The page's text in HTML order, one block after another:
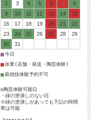
2
3 4 5 6 7
8
9
10 11 12 13 14
15
16
17 18 19 20 21
22
23
24 25 26 27 28
29
30
31
■今日
■休業(店舗・発送・陶芸体験)
■萩焼技体験予約不可
◎陶芸体験可能日
・緑の塗潰しのない日
※緑の塗潰しがあっても下記の時間
帯は可能